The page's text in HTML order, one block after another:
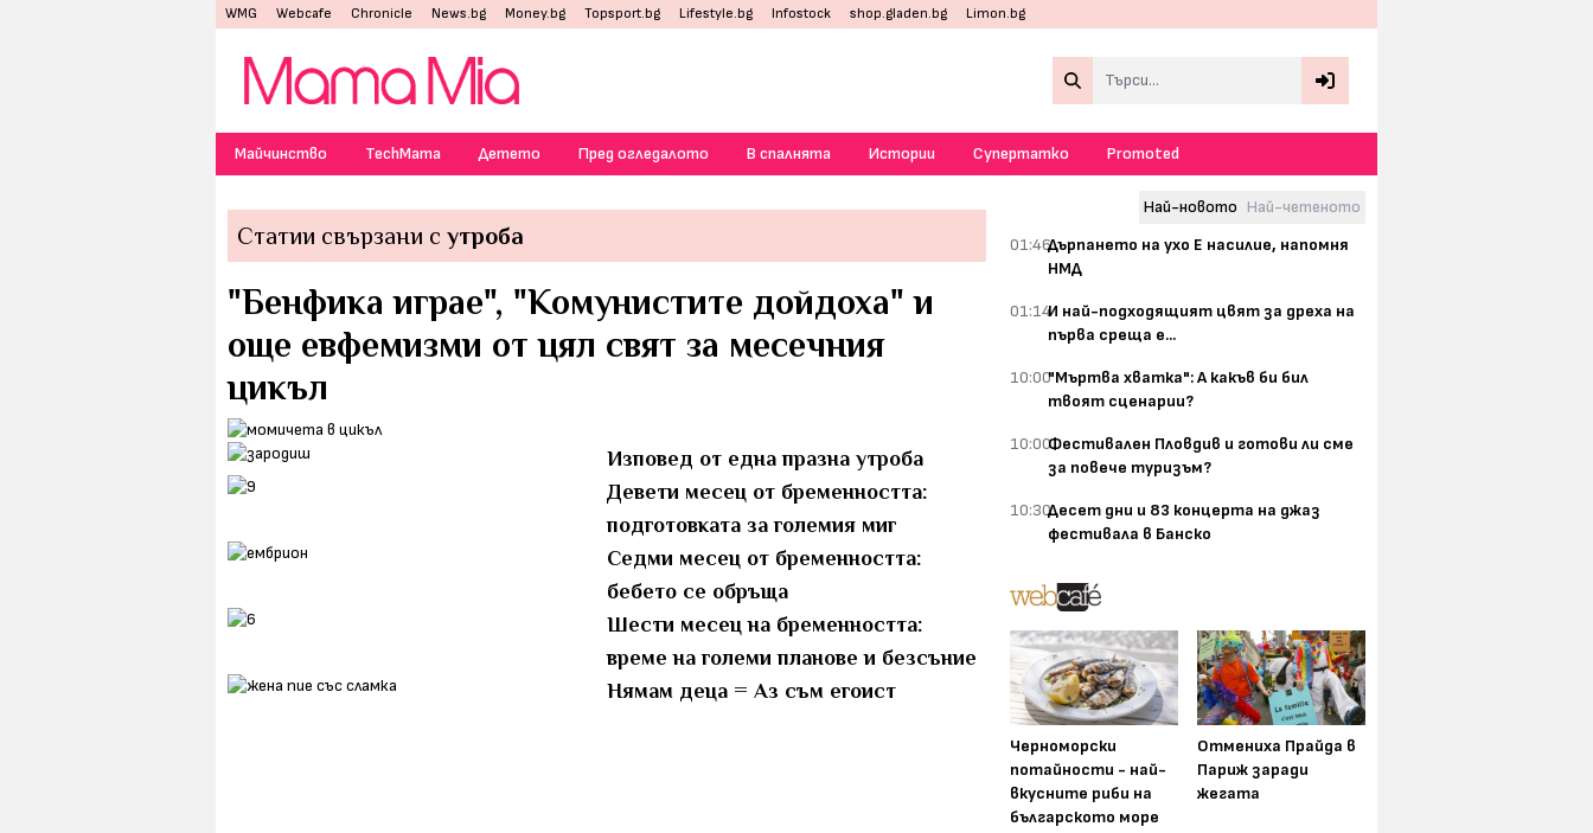
WMG Webcafe Chronicle News.bg Money.bg Topsport.bg Lifestyle.bg Infostock shop.gladen.bg Limon.bg
Майчинство TechMama Детето Пред огледалото В спалнята Истории Супертатко Promoted
Статии свързани с утроба
"Бенфика играе", "Комунистите дойдоха" и
още евфемизми от цял свят за месечния
цикъл
Изповед от една празна утроба
Девети месец от бременността:
подготовката за големия миг
Седми месец от бременността:
бебето се обръща
Шести месец на бременността:
време на големи планове и безсъние
Нямам деца = Аз съм егоист
Най-новото Най-четеното
01:46Дърпането на ухо Е насилие, напомня
НМД
01:14И най-подходящият цвят за дреха на
първа среща е...
10:00"Мъртва хватка": А какъв би бил
твоят сценарии?
10:00Фестивален Пловдив и готови ли сме
за повече туризъм?
10:30Десет дни и 83 концерта на джаз
фестивала в Банско
Черноморски
потайности - най-
вкусните риби на
българското море
Отмениха Прайда в
Париж заради
жегата